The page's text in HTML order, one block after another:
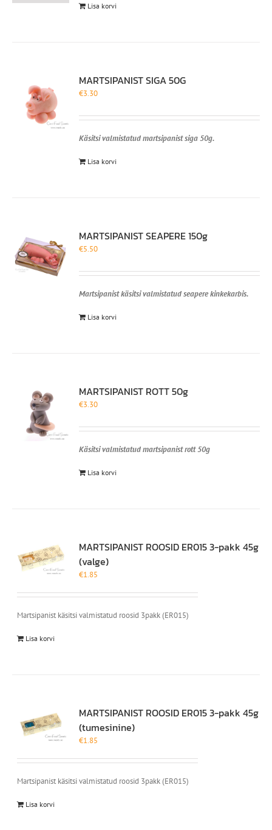
Lisa korvi
MARTSIPANIST SIGA 50G
€3.30
Käsitsi valmistatud martsipanist siga 50g.
Lisa korvi
MARTSIPANIST SEAPERE 150g
€5.50
Martsipanist käsitsi valmistatud seapere kinkekarbis.
Lisa korvi
MARTSIPANIST ROTT 50g
€3.30
Käsitsi valmistatud martsipanist rott 50g
Lisa korvi
MARTSIPANIST ROOSID ER015 3-pakk 45g
(valge)
€1.85
Martsipanist käsitsi valmistatud roosid 3pakk (ER015)
Lisa korvi
MARTSIPANIST ROOSID ER015 3-pakk 45g
(tumesinine)
€1.85
Martsipanist käsitsi valmistatud roosid 3pakk (ER015)
Lisa korvi